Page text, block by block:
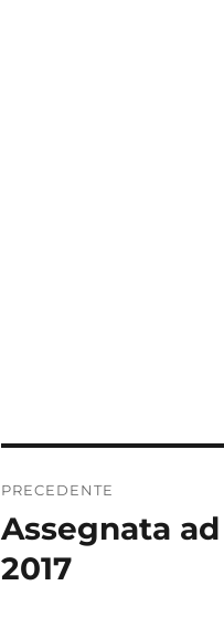
articoli
PRECEDENTE
Articolo
precedente:
Assegnata
2017